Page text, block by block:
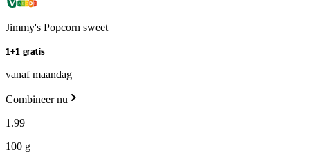
Jimmy's Popcorn sweet
1+1 gratis
vanaf maandag
Combineer nu
1 .99
100 g